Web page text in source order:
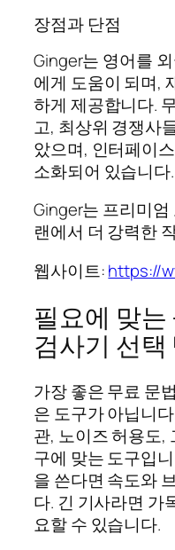
장점과 단점
Ginger는 영어를
에게 도움이 되며,
하게 제공합니다.
고, 최상위 경쟁사
았으며, 인터페이
소화되어 있습니다.
Ginger는 프리미
랜에서 더 강력한
웹사이트:https://
필요에 맞는
검사기 선택
가장 좋은 무료 문
은 도구가 아닙니
관, 노이즈 허용도,
구에 맞는 도구입
을 쓴다면 속도와
다. 긴 기사라면 가
요할 수 있습니다.